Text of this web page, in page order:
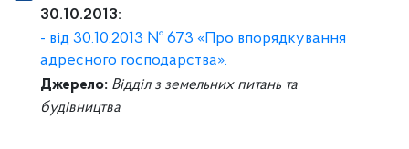
30.10.2013:
- від 30.10.2013 № 673 «Про впорядкування
адресного господарства».
Джерело: Відділ з земельних питань та
будівництва